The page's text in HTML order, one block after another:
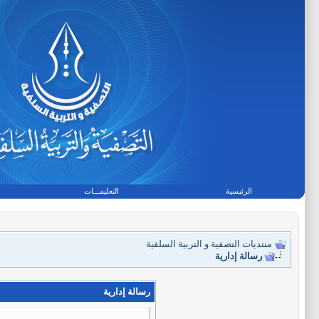
الرئيسية التعليمـــات
منتديات التصفية و التربية السلفية
رسالة إدارية
رسالة إدارية